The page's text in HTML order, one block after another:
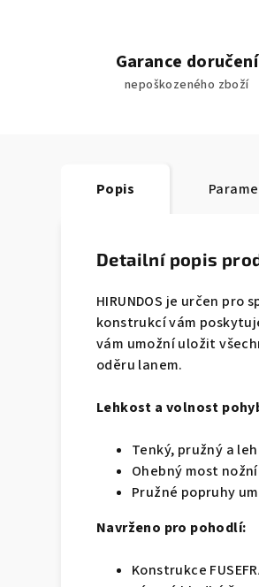
Garance doručení
nepoškozeného zboží
Popis
Detailní popis
HIRUNDOS je určen
konstrukcí vám
vám umožní uložit
oděru lanem.
Lehkost a volnost
Tenký, pružný a
Ohebný most
Pružné popruhy
Navrženo pro pohodlí:
Konstrukce